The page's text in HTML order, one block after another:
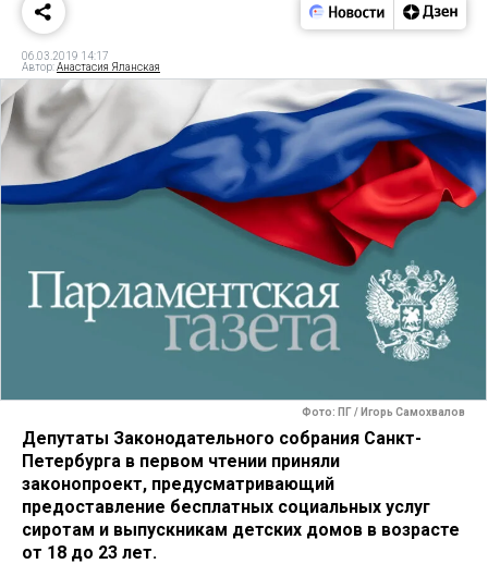
06.03.2019 14:17
Автор:Анастасия Яланская
Фото: ПГ / Игорь Самохвалов
Депутаты Законодательного собрания Санкт-
Петербурга в первом чтении приняли
законопроект, предусматривающий
предоставление бесплатных социальных услуг
сиротам и выпускникам детских домов в возрасте
от 18 до 23 лет.